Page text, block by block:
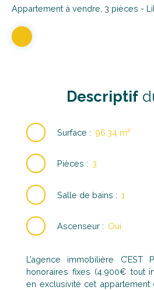
Appartement à vendre, 3 pièces -
Descriptif
Surface : 96.34 m²
Pièces : 3
Salle de bains : 1
Ascenseur : Oui
L’agence immobilière
honoraires fixes (4.900€ tout
en exclusivité cet appartement